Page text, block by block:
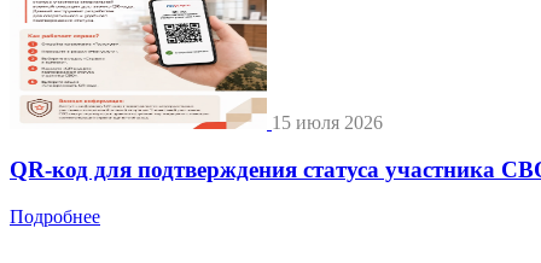
15 июля 2026
QR-код для подтверждения статуса участника
Подробнее